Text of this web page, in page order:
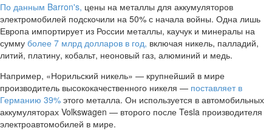
По данным Barron's, цены на металлы для аккумуляторов
электромобилей подскочили на 50% с начала войны. Одна лишь
Европа импортирует из России металлы, каучук и минералы на
сумму более 7 млрд долларов в год, включая никель, палладий,
литий, платину, кобальт, неоновый газ, алюминий и медь.
Например, «Норильский никель» — крупнейший в мире
производитель высококачественного никеля — поставляет в
Германию 39% этого металла. Он используется в автомобильных
аккумуляторах Volkswagen — второго после Tesla производителя
электроавтомобилей в мире.